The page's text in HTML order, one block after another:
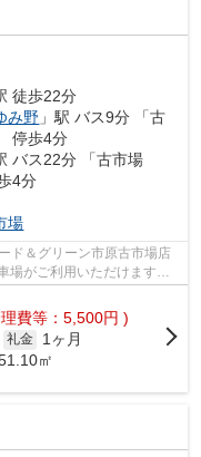
徒歩22分
み野 」駅 バス9分 「古
停歩4分
バス22分 「古市場
4分
場
ド＆グリーン市原古市場店
場がご利用いただけます。
費等：5,500円 )
礼金
1ヶ月
㎡